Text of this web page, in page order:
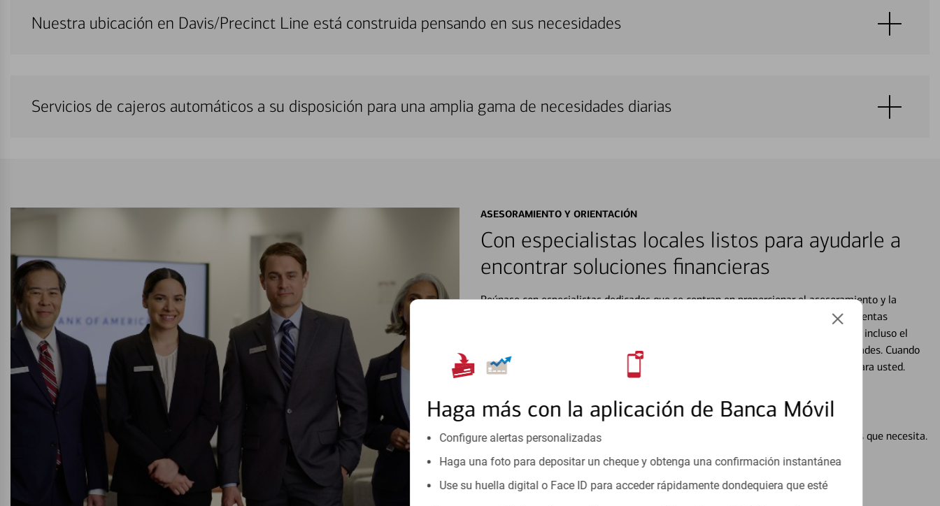
Haga más con la aplicación de Banca Móvil
Configure alertas personalizadas
Haga una foto para depositar un cheque y obtenga una confirmación instantánea
Use su huella digital o Face ID para acceder rápidamente dondequiera que esté
Nuestra ubicación en Davis/Precinct Line está construida pensando en sus necesidades
Servicios de cajeros automáticos a su disposición para una amplia gama de necesidades diarias
ASESORAMIENTO Y ORIENTACIÓN
Con especialistas locales listos para ayudarle a
encontrar soluciones financieras
Reúnase con especialistas dedicados que se centran en proporcionar el asesoramiento y la
orientación que necesita, en cualquier situación en su vida financiera. Desde sus cuentas
personales, hasta el ahorro para grandes compras, la planificación para su futuro, e incluso el
inicio o crecimiento de su negocio, su futuro se mueve de acuerdo con sus necesidades. Cuando
esté listo, un especialista trabajará con usted en un momento que sea adecuado para usted.
Programe una cita
Vea si nuestro centro de ayuda en línea puede ayudar a proporcionar las respuestas que necesita.